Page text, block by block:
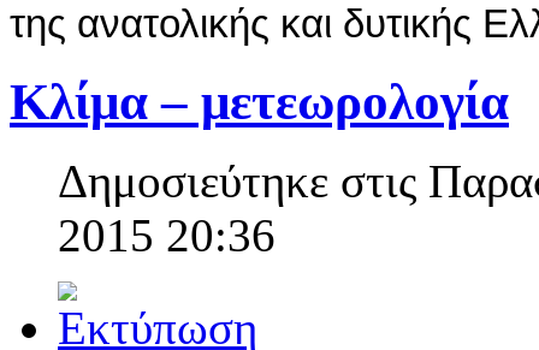
της ανατολικής και δυτικής
Κλίμα – μετεωρολογία
Δημοσιεύτηκε στις
2015 20:36